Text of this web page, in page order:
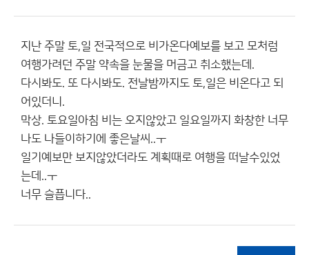
지난 주말 토,일 전국적으로 비가온다예보를 보고 모처럼
여행가려던 주말 약속을 눈물을 머금고 취소했는데.
다시봐도. 또 다시봐도. 전날밤까지도 토,일은 비온다고 되
어있더니.
막상. 토요일아침 비는 오지않았고 일요일까지 화창한 너무
나도 나들이하기에 좋은날씨..ㅜ
일기예보만 보지않았더라도 계획때로 여행을 떠날수있었
는데..ㅜ
너무 슬픕니다..